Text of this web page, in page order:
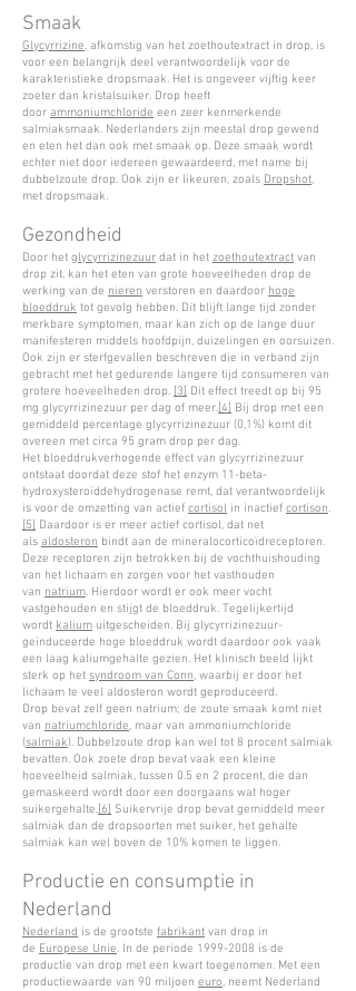
Smaak
Glycyrrizine, afkomstig van het zoethoutextract in drop, is
voor een belangrijk deel verantwoordelijk voor de
karakteristieke dropsmaak. Het is ongeveer vijftig keer
zoeter dan kristalsuiker. Drop heeft
door ammoniumchloride een zeer kenmerkende
salmiaksmaak. Nederlanders zijn meestal drop gewend
en eten het dan ook met smaak op. Deze smaak wordt
echter niet door iedereen gewaardeerd, met name bij
dubbelzoute drop. Ook zijn er likeuren, zoals Dropshot,
met dropsmaak.
Gezondheid
Door het glycyrrizinezuur dat in het zoethoutextract van
drop zit, kan het eten van grote hoeveelheden drop de
werking van de nieren verstoren en daardoor hoge
bloeddruk tot gevolg hebben. Dit blijft lange tijd zonder
merkbare symptomen, maar kan zich op de lange duur
manifesteren middels hoofdpijn, duizelingen en oorsuizen.
Ook zijn er sterfgevallen beschreven die in verband zijn
gebracht met het gedurende langere tijd consumeren van
grotere hoeveelheden drop. [3] Dit effect treedt op bij 95
mg glycyrrizinezuur per dag of meer.[4] Bij drop met een
gemiddeld percentage glycyrrizinezuur (0,1%) komt dit
overeen met circa 95 gram drop per dag.
Het bloeddrukverhogende effect van glycyrrizinezuur
ontstaat doordat deze stof het enzym 11-beta-
hydroxysteroïddehydrogenase remt, dat verantwoordelijk
is voor de omzetting van actief cortisol in inactief cortison.
[5] Daardoor is er meer actief cortisol, dat net
als aldosteron bindt aan de mineralocorticoïdreceptoren.
Deze receptoren zijn betrokken bij de vochthuishouding
van het lichaam en zorgen voor het vasthouden
van natrium. Hierdoor wordt er ook meer vocht
vastgehouden en stijgt de bloeddruk. Tegelijkertijd
wordt kalium uitgescheiden. Bij glycyrrizinezuur-
geïnduceerde hoge bloeddruk wordt daardoor ook vaak
een laag kaliumgehalte gezien. Het klinisch beeld lijkt
sterk op het syndroom van Conn, waarbij er door het
lichaam te veel aldosteron wordt geproduceerd.
Drop bevat zelf geen natrium; de zoute smaak komt niet
van natriumchloride, maar van ammoniumchloride
(salmiak). Dubbelzoute drop kan wel tot 8 procent salmiak
bevatten. Ook zoete drop bevat vaak een kleine
hoeveelheid salmiak, tussen 0.5 en 2 procent, die dan
gemaskeerd wordt door een doorgaans wat hoger
suikergehalte.[6] Suikervrije drop bevat gemiddeld meer
salmiak dan de dropsoorten met suiker, het gehalte
salmiak kan wel boven de 10% komen te liggen.
Productie en consumptie in
Nederland
Nederland is de grootste fabrikant van drop in
de Europese Unie. In de periode 1999-2008 is de
productie van drop met een kwart toegenomen. Met een
productiewaarde van 90 miljoen euro, neemt Nederland